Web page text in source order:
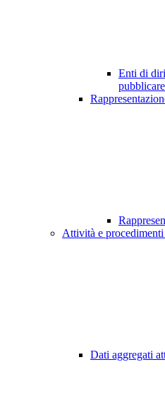
Enti di
Attività e procedimenti
Dati aggregati